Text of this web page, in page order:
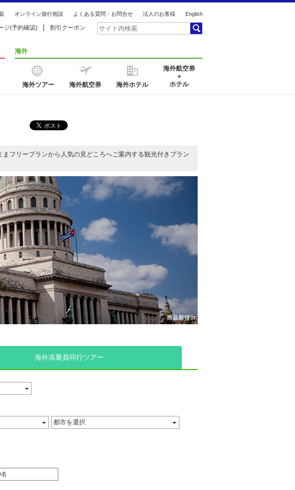
オンライン旅行相談 よくある質問・お問合せ 法人のお客様 English
ジ(予約確認) 割引クーポン
海外
海外ツアー 海外航空券 海外ホテル
海外航空券
＋
ホテル
フリープランから人気の見どころへご案内する観光付きプラン
海外添乗員同行ツアー
都市を選択